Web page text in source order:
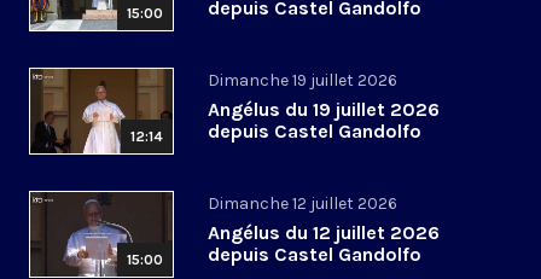
15:00
depuis Castel Gandolfo
12:14
Dimanche 19 juillet 2026
Angélus du 19 juillet 2026
depuis Castel Gandolfo
15:00
Dimanche 12 juillet 2026
Angélus du 12 juillet 2026
depuis Castel Gandolfo